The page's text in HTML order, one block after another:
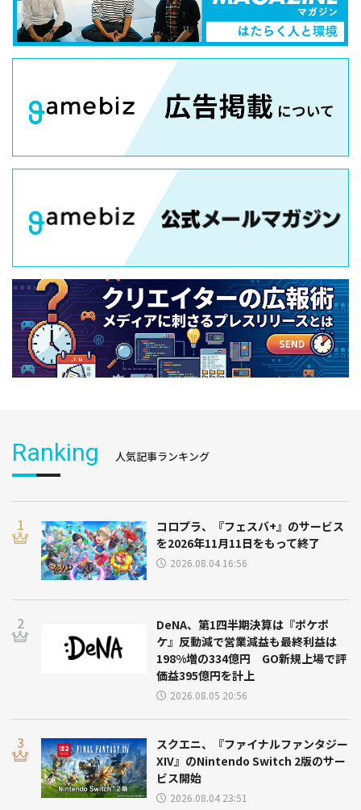
Ranking 人気記事ランキング
コロプラ、『フェスバ+』のサービス
を2026年11月11日をもって終了
2026.08.04 16:56
DeNA、第1四半期決算は『ポケポ
ケ』反動減で営業減益も最終利益は
198%増の334億円 GO新規上場で評
価益395億円を計上
2026.08.05 20:56
スクエニ、『ファイナルファンタジー
XIV』のNintendo Switch 2版のサー
ビス開始
2026.08.04 23:51